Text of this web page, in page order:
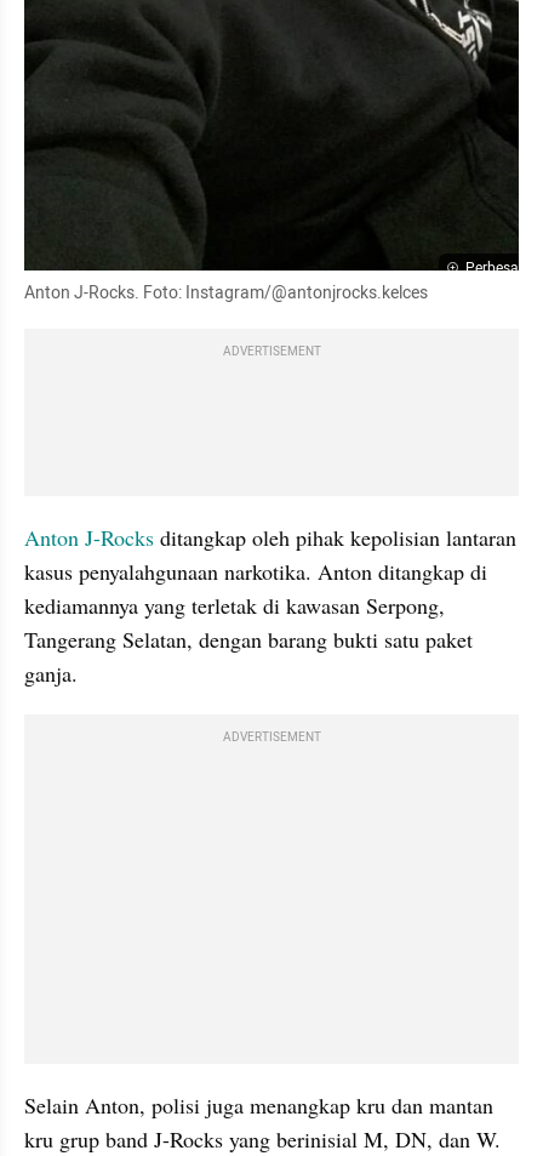
Perbesar
Anton J-Rocks. Foto: Instagram/@antonjrocks.kelces
ADVERTISEMENT
Anton J-Rocks ditangkap oleh pihak kepolisian lantaran
kasus penyalahgunaan narkotika. Anton ditangkap di
kediamannya yang terletak di kawasan Serpong,
Tangerang Selatan, dengan barang bukti satu paket
ganja.
ADVERTISEMENT
Selain Anton, polisi juga menangkap kru dan mantan
kru grup band J-Rocks yang berinisial M, DN, dan W.